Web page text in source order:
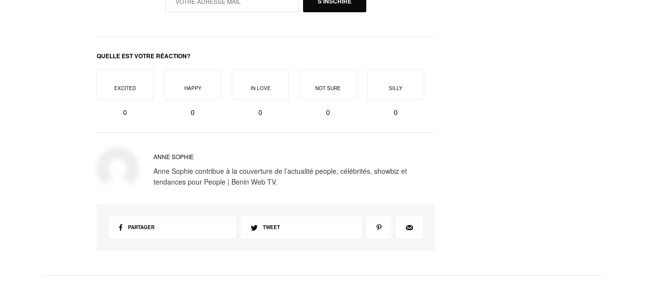
QUELLE EST VOTRE RÉACTION?
EXCITED
0
HAPPY
0
IN LOVE
0
NOT SURE
0
SILLY
0
ANNE SOPHIE
Anne Sophie contribue à la couverture de l’actualité people, célébrités, showbiz et
tendances pour People | Benin Web TV.
PARTAGER TWEET